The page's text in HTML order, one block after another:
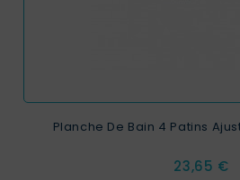
Planche De Bain 4 Patins
Prix
23,65 €